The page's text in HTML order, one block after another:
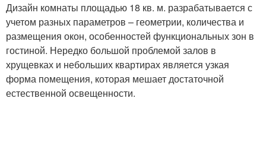
Дизайн комнаты площадью 18 кв. м. разрабатывается с
учетом разных параметров – геометрии, количества и
размещения окон, особенностей функциональных зон в
гостиной. Нередко большой проблемой залов в
хрущевках и небольших квартирах является узкая
форма помещения, которая мешает достаточной
естественной освещенности.